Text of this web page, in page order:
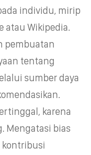
individu, mirip
atau Wikipedia.
pembuatan
tentang
sumber daya
karena
Mengatasi bias